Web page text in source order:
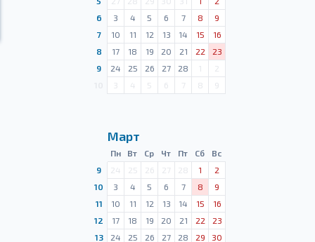
6
3 4 5 6 7 8
9
7
10 11 12 13 14 15
16
8
17 18 19 20 21 22
23
9
24 25 26 27 28 1
2
3 4 5 6 7 8 9
Март
Пн Вт Ср Чт Пт Сб
Вс
9
24 25 26 27 28 1
2
10
3 4 5 6 7 8
9
11
10 11 12 13 14 15
16
12
17 18 19 20 21 22
23
13
24 25 26 27 28 29
30